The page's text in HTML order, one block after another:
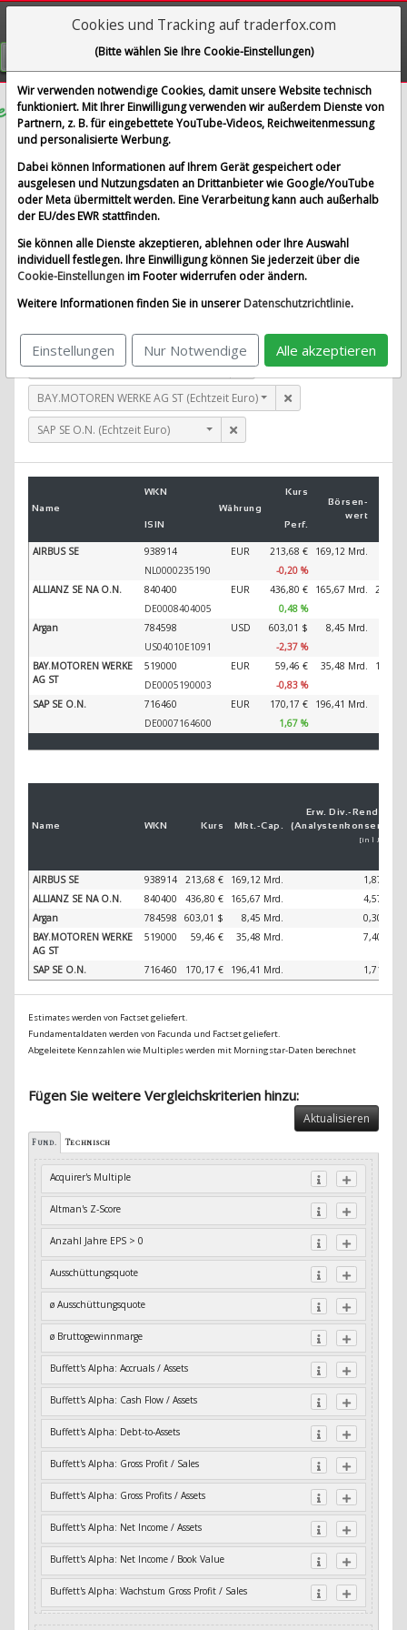
Visualizations
GRATIS REGISTRIEREN
Argan
im Vergleich mit AIRBUS SE, ALLIANZ SE NA O.N.,
BAY.MOTOREN WERKE AG ST und 1 weitere Aktie
Alle Aktien entfernen
Standard-Vergleich
Argan (Echtzeit USD)
AIRBUS SE (Echtzeit Euro)
ALLIANZ SE NA O.N. (Echtzeit Euro)
BAY.MOTOREN WERKE AG ST (Echtzeit Euro)
SAP SE O.N. (Echtzeit Euro)
Name
WKN
Währung
Kurs
Börsen­
wert
ISIN
Perf.
AIRBUS SE 938914 EUR 213,68 € 169,12 Mrd.
NL0000235190
-0,20 %
ALLIANZ SE NA O.N.
840400 EUR 436,80 € 165,67 Mrd.
DE0008404005
0,48 %
Argan
784598 USD 603,01 $ 8,45 Mrd.
US04010E1091
-2,37 %
BAY.MOTOREN WERKE
AG ST
519000 EUR 59,46 € 35,48 Mrd.
DE0005190003
-0,83 %
SAP SE O.N.
716460 EUR 170,17 € 196,41 Mrd.
DE0007164600
1,67 %
Name WKN Kurs Mkt.-Cap.
Erw. Div.- Ren­di­te
(Analystenkonsens)
[in 1 Jahr]
AIRBUS SE 938914 213,68 € 169,12 Mrd.
1,87 %
ALLIANZ SE NA O.N.
840400 436,80 € 165,67 Mrd.
4,57 %
Argan
784598 603,01 $ 8,45 Mrd.
0,30 %
BAY.MOTOREN WERKE
AG ST
519000 59,46 € 35,48 Mrd. 7,40 %
SAP SE O.N. 716460 170,17 € 196,41 Mrd. 1,71 %
Estimates werden von Factset geliefert.
Fundamentaldaten werden von Facunda und Factset geliefert.
Abgeleitete Kennzahlen wie Multiples werden mit Morningstar-Daten berechnet
Fügen Sie weitere Vergleichskriterien hinzu:
Aktualisieren
Fund. Technisch
Acquirer's Multiple
Altman's Z-Score
Anzahl Jahre EPS > 0
Ausschüttungsquote
ø Ausschüttungsquote
ø Bruttogewinnmarge
Buffett's Alpha: Accruals / Assets
Buffett's Alpha: Cash Flow / Assets
Buffett's Alpha: Debt-to-Assets
Buffett's Alpha: Gross Profit / Sales
Buffett's Alpha: Gross Profits / Assets
Buffett's Alpha: Net Income / Assets
Buffett's Alpha: Net Income / Book Value
Buffett's Alpha: Wachstum Gross Profit / Sales
Buffett's Alpha: Wachstum Residual Cash Flow / Assets
Cookies und Tracking auf traderfox.com
(Bitte wählen Sie Ihre Cookie-Einstellungen)
Wir verwenden notwendige Cookies, damit unsere Website technisch
funktioniert. Mit Ihrer Einwilligung verwenden wir außerdem Dienste von
Partnern, z. B. für eingebettete YouTube-Videos, Reichweitenmessung
und personalisierte Werbung.
Dabei können Informationen auf Ihrem Gerät gespeichert oder
ausgelesen und Nutzungsdaten an Drittanbieter wie Google/YouTube
oder Meta übermittelt werden. Eine Verarbeitung kann auch außerhalb
der EU/des EWR stattfinden.
Sie können alle Dienste akzeptieren, ablehnen oder Ihre Auswahl
individuell festlegen. Ihre Einwilligung können Sie jederzeit über die
Cookie-Einstellungenim Footer widerrufen oder ändern.
Weitere Informationen finden Sie in unserer Datenschutzrichtlinie.
Einstellungen Nur Notwendige Alle akzeptieren